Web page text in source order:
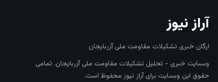
آراز نیوز
ارگان خبری تشکیلات مقاومت ملی آزربایجان
وبسایت خبری - تحلیل تشکیلات مقاومت ملی آزربایجان. تمامی
حقوق این وبسایت برای آراز نیوز محفوظ است.